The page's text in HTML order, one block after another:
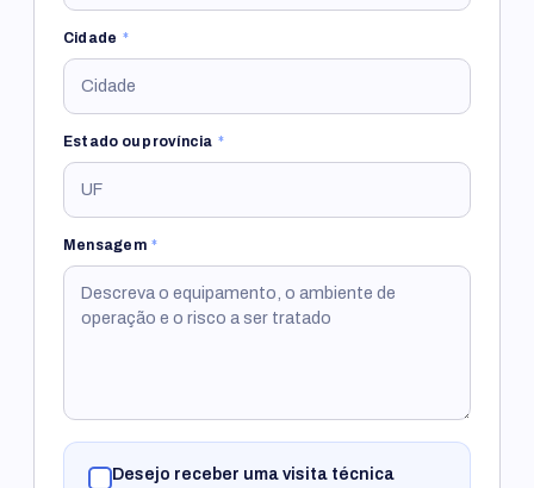
Cidade *
Estado ou província *
Mensagem *
Desejo receber uma visita técnica